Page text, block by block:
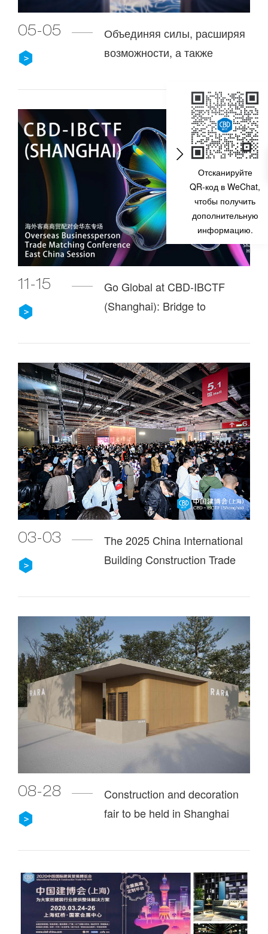
05-05
Объединяя силы, расширяя
возможности, а также
строительство, мы создаем
универсальную платформу
для дома и строительства.
11-15
Go Global at CBD-IBCTF
(Shanghai): Bridge to
03-03
The 2025 China International
Building Construction Trade
on March 24-26
08-28
Construction and decoration
fair to be held in Shanghai
Отсканируйте
QR-код в WeChat,
чтобы получить
дополнительную
информацию.